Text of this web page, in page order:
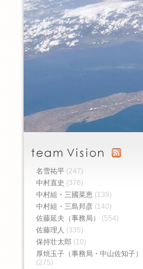
名雪祐平 (247)
中村直史 (376)
中村組・三國菜恵 (139)
中村組・三島邦彦 (140)
佐藤延夫（事務局）
(554)
佐藤理人 (335)
保持壮太郎 (10)
厚焼玉子（事務局・中山佐知子）
(275)